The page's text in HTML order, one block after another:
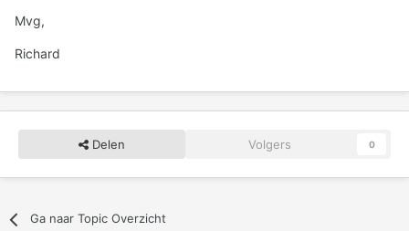
Mvg,
Richard
Delen Volgers 0
Ga naar Topic Overzicht